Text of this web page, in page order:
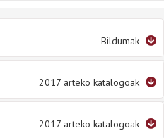
Bildumak
2017 arteko katalogoak
2017 arteko katalogoak